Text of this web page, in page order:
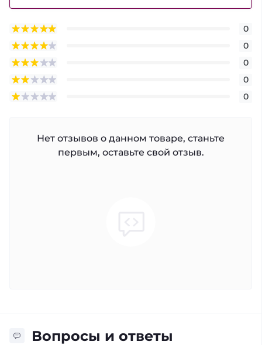
0
0
0
0
0
Нет отзывов о данном товаре, станьте
первым, оставьте свой отзыв.
Вопросы и ответы